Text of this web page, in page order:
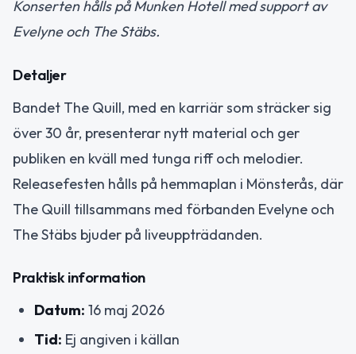
Konserten hålls på Munken Hotell med support av
Evelyne och The Stäbs.
Detaljer
Bandet The Quill, med en karriär som sträcker sig
över 30 år, presenterar nytt material och ger
publiken en kväll med tunga riff och melodier.
Releasefesten hålls på hemmaplan i Mönsterås, där
The Quill tillsammans med förbanden Evelyne och
The Stäbs bjuder på liveuppträdanden.
Praktisk information
Datum: 16 maj 2026
Tid: Ej angiven i källan